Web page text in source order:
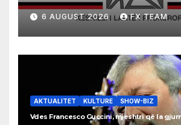
6 AUGUST 2026 FX TEAM
AKTUALITET KULTURE SHOW-BIZ
Vdes Francesco Guccini, mjeshtri që la